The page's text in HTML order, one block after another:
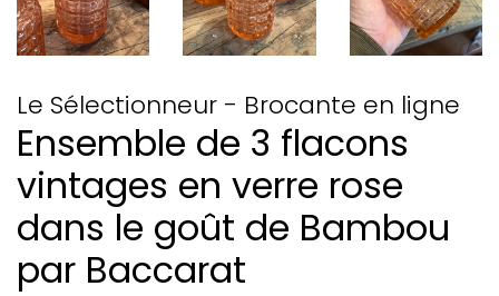
Le Sélectionneur - Brocante en ligne
Ensemble de 3 flacons
vintages en verre rose
dans le goût de Bambou
par Baccarat